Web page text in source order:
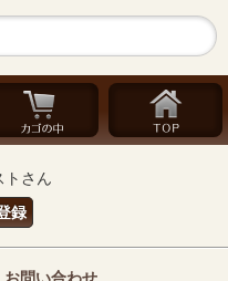
トさん
録